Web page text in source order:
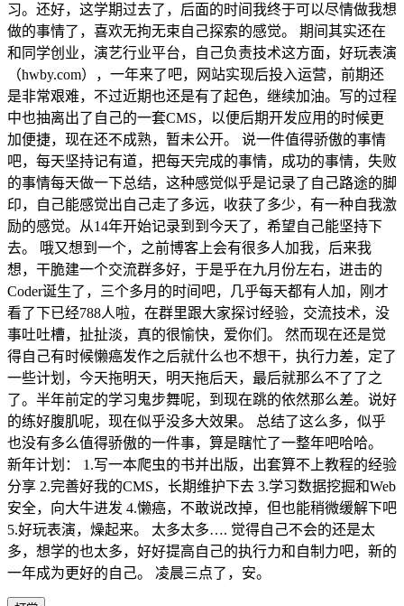
习。还好，这学期过去了，后面的时间我终于可以尽情做我想
做的事情了，喜欢无拘无束自己探索的感觉。 期间其实还在
和同学创业，演艺行业平台，自己负责技术这方面，好玩表演
（hwby.com），一年来了吧，网站实现后投入运营，前期还
是非常艰难，不过近期也还是有了起色，继续加油。写的过程
中也抽离出了自己的一套CMS，以便后期开发应用的时候更
加便捷，现在还不成熟，暂未公开。 说一件值得骄傲的事情
吧，每天坚持记有道，把每天完成的事情，成功的事情，失败
的事情每天做一下总结，这种感觉似乎是记录了自己路途的脚
印，自己能感觉出自己走了多远，收获了多少，有一种自我激
励的感觉。从14年开始记录到到今天了，希望自己能坚持下
去。 哦又想到一个，之前博客上会有很多人加我，后来我
想，干脆建一个交流群多好，于是乎在九月份左右，进击的
Coder诞生了，三个多月的时间吧，几乎每天都有人加，刚才
看了下已经788人啦，在群里跟大家探讨经验，交流技术，没
事吐吐槽，扯扯淡，真的很愉快，爱你们。 然而现在还是觉
得自己有时候懒癌发作之后就什么也不想干，执行力差，定了
一些计划，今天拖明天，明天拖后天，最后就那么不了了之
了。半年前定的学习鬼步舞呢，到现在跳的依然那么差。说好
的练好腹肌呢，现在似乎没多大效果。 总结了这么多，似乎
也没有多么值得骄傲的一件事，算是瞎忙了一整年吧哈哈。
新年计划： 1.写一本爬虫的书并出版，出套算不上教程的经验
分享 2.完善好我的CMS，长期维护下去 3.学习数据挖掘和Web
安全，向大牛进发 4.懒癌，不敢说改掉，但也能稍微缓解下吧
5.好玩表演，燥起来。 太多太多…. 觉得自己不会的还是太
多，想学的也太多，好好提高自己的执行力和自制力吧，新的
一年成为更好的自己。 凌晨三点了，安。